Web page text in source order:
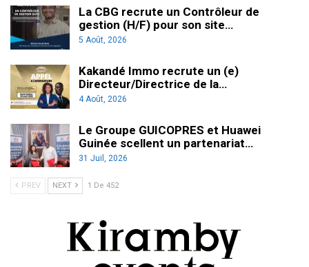
La CBG recrute un Contrôleur de
gestion (H/F) pour son site…
5 Août, 2026
Kakandé Immo recrute un (e)
Directeur/Directrice de la…
4 Août, 2026
Le Groupe GUICOPRES et Huawei
Guinée scellent un partenariat…
31 Juil, 2026
PREV NEXT 1 De 452